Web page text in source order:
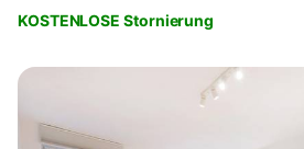
KOSTENLOSE Stornierung